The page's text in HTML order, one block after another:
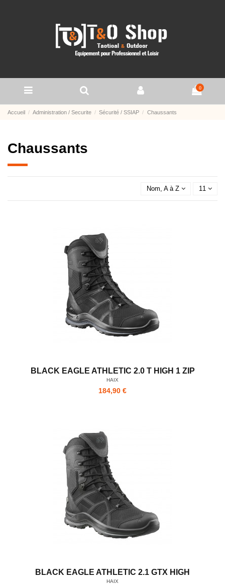
0
Accueil Administration / Securite Sécurité / SSIAP Chaussants
Chaussants
Nom, A à Z 11
BLACK EAGLE ATHLETIC 2.0 T HIGH 1 ZIP
HAIX
184,90 €
BLACK EAGLE ATHLETIC 2.1 GTX HIGH
HAIX